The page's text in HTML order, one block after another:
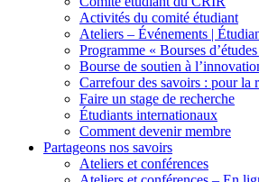
Activités du comité étudiant
Ateliers – Événements |
Programme « Bourses
Bourse de soutien à
Carrefour des savoirs : pour la
Faire un stage de recherche
Étudiants internationaux
Comment devenir membre
Partageons nos savoirs
Ateliers et conférences